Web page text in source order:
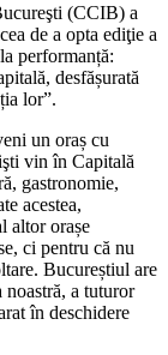
(CCIB) a
de a opta ediţie a
performanță:
desfășurată
lor”.
un oraș cu
vin în Capitală
gastronomie,
acestea,
altor orașe
ci pentru că nu
Bucureștiul are
a tuturor
în deschidere